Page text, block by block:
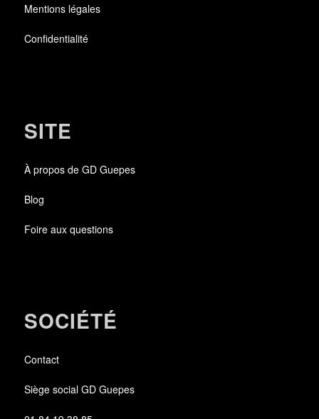
Mentions légales
Confidentialité
SITE
À propos de GD Guepes
Blog
Foire aux questions
SOCIÉTÉ
Contact
Siège social GD Guepes